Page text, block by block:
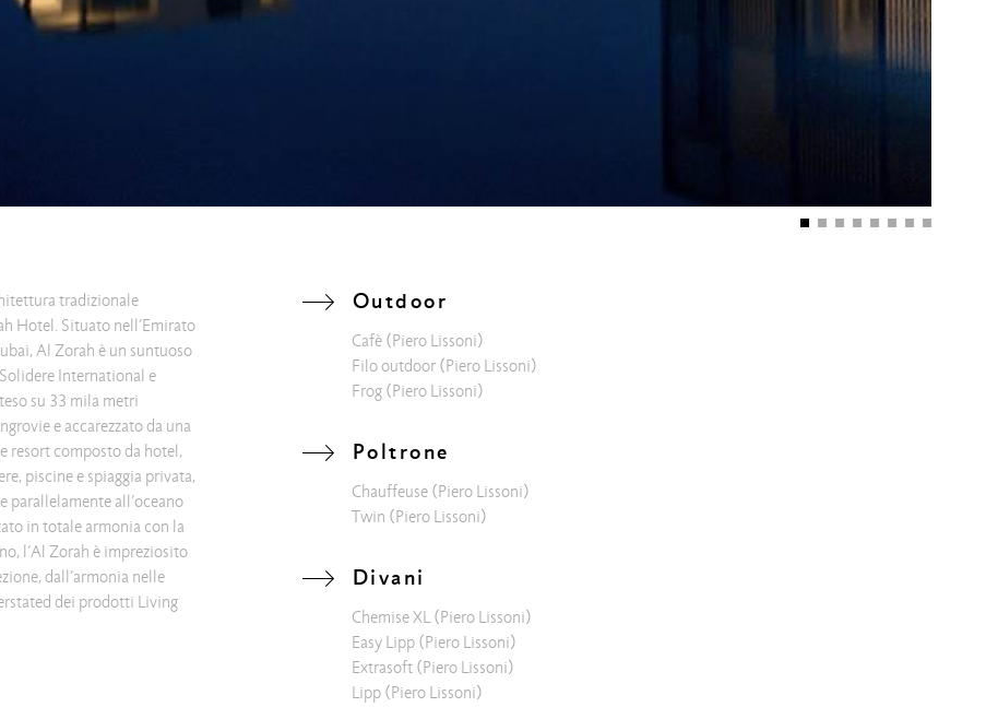
tradizionale
Hotel. Situato nell’Emirato
Al Zorah è un suntuoso
International e
su 33 mila metri
e accarezzato da una
resort composto da hotel,
piscine e spiaggia privata,
parallelamente all’oceano
in totale armonia con la
l’Al Zorah è impreziosito
dall’armonia nelle
dei prodotti Living
Outdoor
Cafè (Piero Lissoni)
Filo outdoor (Piero Lissoni)
Frog (Piero Lissoni)
Poltrone
Chauffeuse (Piero Lissoni)
Twin (Piero Lissoni)
Divani
Chemise XL (Piero Lissoni)
Easy Lipp (Piero Lissoni)
Extrasoft (Piero Lissoni)
Lipp (Piero Lissoni)